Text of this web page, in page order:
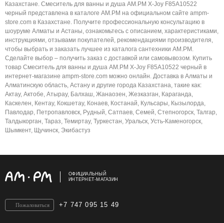
Казахстане. Смеситель для ванны и душа AM.PM X-Joy F85A10522
черный представлена в каталоге AM.PM на официальном сайте ampm-
store.com в Казахстане. Получите профессиональную консультацию в
шоуруме Алматы и Астаны, ознакомьтесь с описанием, характеристиками,
инструкциями, отзывами покупателей, рекомендациями производителя,
чтобы выбрать и заказать лучшее из каталога сантехники AM.PM.
Сделайте выбор – получить заказ с доставкой или самовывозом. Купить
товар Смеситель для ванны и душа AM.PM X-Joy F85A10522 черный в
интернет-магазине ampm-store.com можно онлайн. Доставка в Алматы и
Алматинскую область, Астану и другие города Казахстана, такие как:
Актау, Актобе, Атырау, Балхаш, Жанаозен, Жезказган, Караганда,
Каскелен, Кентау, Кокшетау, Конаев, Костанай, Кульсары, Кызылорда,
Павлодар, Петропавловск, Рудный, Сатпаев, Семей, Степногорск, Талгар,
Талдыкорган, Тараз, Темиртау, Туркестан, Уральск, Усть-Каменогорск,
Шымкент, Щучинск, Экибастуз
ОФИЦИАЛЬНЫЙ
ИНТЕРНЕТ-МАГАЗИН
+7 747 095 15 49
Пожаловаться